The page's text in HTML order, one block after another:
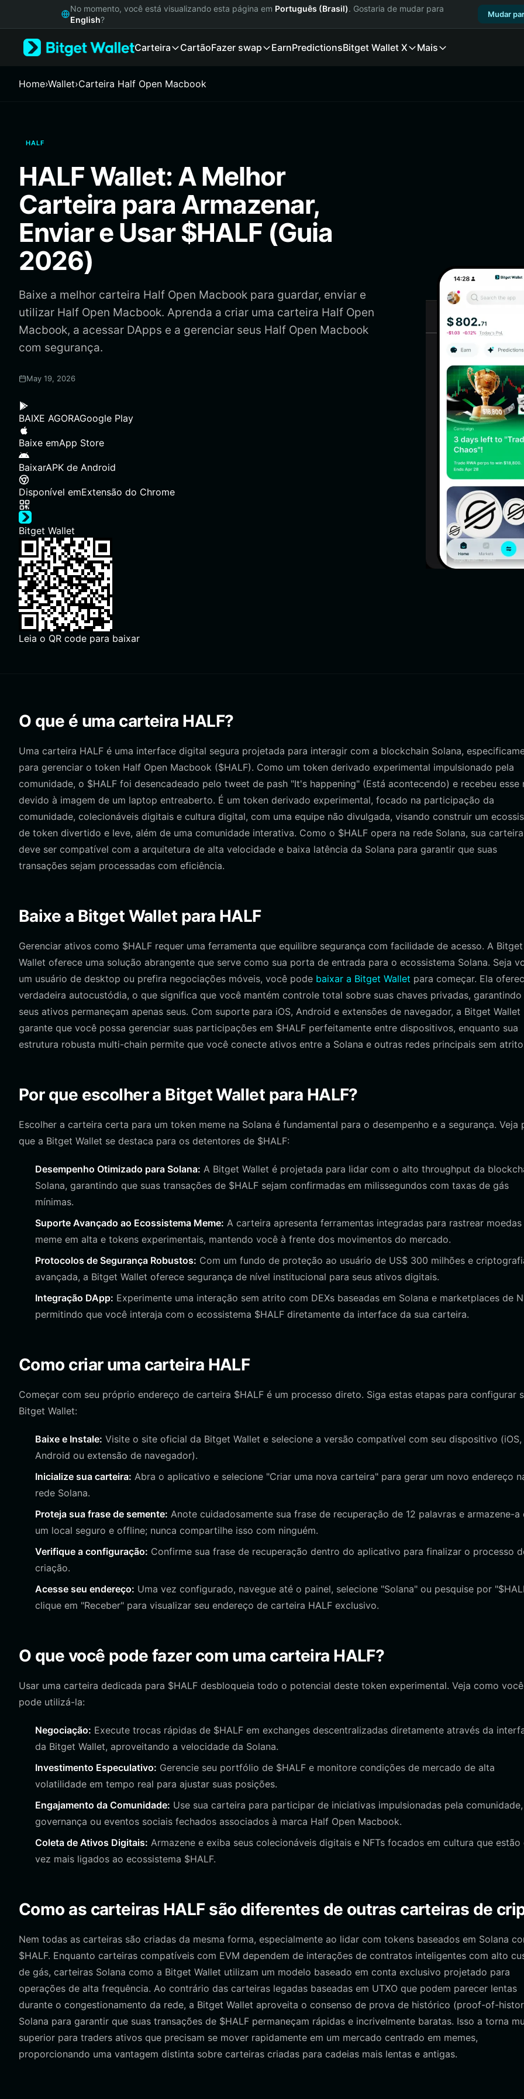
Русский
Italiano
繁體中文
Bahasa Indonesia
ภาษาไทย
Español
Português (Brasil)
Español (Argentina)
No momento, você está visualizando esta página em Português (Brasil). Gostaria de mudar para
English?
Mudar
Carteira CartãoFazer swap EarnPredictionsBitget Wallet X Mais
Home›Wallet›Carteira Half Open Macbook
HALF
HALF Wallet: A Melhor
Carteira para Armazenar,
Enviar e Usar $HALF (Guia
2026)
Baixe a melhor carteira Half Open Macbook para guardar, enviar e
utilizar Half Open Macbook. Aprenda a criar uma carteira Half Open
Macbook, a acessar DApps e a gerenciar seus Half Open Macbook
com segurança.
May 19, 2026
BAIXE AGORAGoogle Play
Baixe emApp Store
BaixarAPK de Android
Disponível emExtensão do Chrome
Bitget Wallet
Leia o QR code para baixar
O que é uma carteira HALF?
Uma carteira HALF é uma interface digital segura projetada para interagir com a blockchain Solana,
para gerenciar o token Half Open Macbook ($HALF). Como um token derivado experimental impulsionado pela
comunidade, o $HALF foi desencadeado pelo tweet de pash "It's happening" (Está acontecendo) e recebeu esse
devido à imagem de um laptop entreaberto. É um token derivado experimental, focado na participação da
comunidade, colecionáveis digitais e cultura digital, com uma equipe não divulgada, visando construir um
de token divertido e leve, além de uma comunidade interativa. Como o $HALF opera na rede Solana, sua carteira
deve ser compatível com a arquitetura de alta velocidade e baixa latência da Solana para garantir que suas
transações sejam processadas com eficiência.
Baixe a Bitget Wallet para HALF
Gerenciar ativos como $HALF requer uma ferramenta que equilibre segurança com facilidade de acesso. A Bitget
Wallet oferece uma solução abrangente que serve como sua porta de entrada para o ecossistema Solana. Seja
um usuário de desktop ou prefira negociações móveis, você pode baixar a Bitget Wallet para começar. Ela
verdadeira autocustódia, o que significa que você mantém controle total sobre suas chaves privadas, garantindo
seus ativos permaneçam apenas seus. Com suporte para iOS, Android e extensões de navegador, a Bitget Wallet
garante que você possa gerenciar suas participações em $HALF perfeitamente entre dispositivos, enquanto sua
estrutura robusta multi-chain permite que você conecte ativos entre a Solana e outras redes principais sem
Por que escolher a Bitget Wallet para HALF?
Escolher a carteira certa para um token meme na Solana é fundamental para o desempenho e a segurança. Veja
que a Bitget Wallet se destaca para os detentores de $HALF:
Desempenho Otimizado para Solana: A Bitget Wallet é projetada para lidar com o alto throughput da
Solana, garantindo que suas transações de $HALF sejam confirmadas em milissegundos com taxas de gás
mínimas.
Suporte Avançado ao Ecossistema Meme: A carteira apresenta ferramentas integradas para rastrear moedas
meme em alta e tokens experimentais, mantendo você à frente dos movimentos do mercado.
Protocolos de Segurança Robustos: Com um fundo de proteção ao usuário de US$ 300 milhões e
avançada, a Bitget Wallet oferece segurança de nível institucional para seus ativos digitais.
Integração DApp: Experimente uma interação sem atrito com DEXs baseadas em Solana e marketplaces de
permitindo que você interaja com o ecossistema $HALF diretamente da interface da sua carteira.
Como criar uma carteira HALF
Começar com seu próprio endereço de carteira $HALF é um processo direto. Siga estas etapas para configurar
Bitget Wallet:
Baixe e Instale: Visite o site oficial da Bitget Wallet e selecione a versão compatível com seu dispositivo (iOS,
Android ou extensão de navegador).
Inicialize sua carteira: Abra o aplicativo e selecione "Criar uma nova carteira" para gerar um novo endereço
rede Solana.
Proteja sua frase de semente: Anote cuidadosamente sua frase de recuperação de 12 palavras e armazene-a
um local seguro e offline; nunca compartilhe isso com ninguém.
Verifique a configuração: Confirme sua frase de recuperação dentro do aplicativo para finalizar o processo
criação.
Acesse seu endereço: Uma vez configurado, navegue até o painel, selecione "Solana" ou pesquise por
clique em "Receber" para visualizar seu endereço de carteira HALF exclusivo.
O que você pode fazer com uma carteira HALF?
Usar uma carteira dedicada para $HALF desbloqueia todo o potencial deste token experimental. Veja como você
pode utilizá-la:
Negociação: Execute trocas rápidas de $HALF em exchanges descentralizadas diretamente através da
da Bitget Wallet, aproveitando a velocidade da Solana.
Investimento Especulativo: Gerencie seu portfólio de $HALF e monitore condições de mercado de alta
volatilidade em tempo real para ajustar suas posições.
Engajamento da Comunidade: Use sua carteira para participar de iniciativas impulsionadas pela comunidade,
governança ou eventos sociais fechados associados à marca Half Open Macbook.
Coleta de Ativos Digitais: Armazene e exiba seus colecionáveis digitais e NFTs focados em cultura que estão
vez mais ligados ao ecossistema $HALF.
Como as carteiras HALF são diferentes de outras carteiras de
Nem todas as carteiras são criadas da mesma forma, especialmente ao lidar com tokens baseados em Solana
$HALF. Enquanto carteiras compatíveis com EVM dependem de interações de contratos inteligentes com alto
de gás, carteiras Solana como a Bitget Wallet utilizam um modelo baseado em conta exclusivo projetado para
operações de alta frequência. Ao contrário das carteiras legadas baseadas em UTXO que podem parecer lentas
durante o congestionamento da rede, a Bitget Wallet aproveita o consenso de prova de histórico (proof-of-
Solana para garantir que suas transações de $HALF permaneçam rápidas e incrivelmente baratas. Isso a torna
superior para traders ativos que precisam se mover rapidamente em um mercado centrado em memes,
proporcionando uma vantagem distinta sobre carteiras criadas para cadeias mais lentas e antigas.